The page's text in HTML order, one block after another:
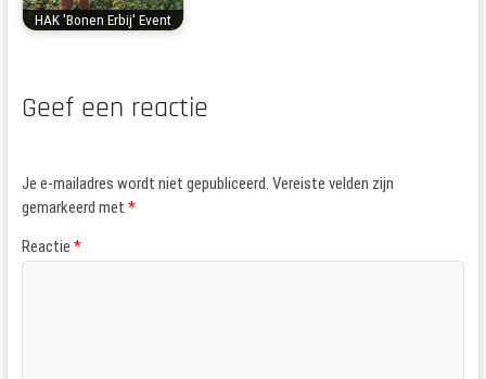
HAK 'Bonen Erbij' Event
Geef een reactie
Je e-mailadres wordt niet gepubliceerd. Vereiste velden zijn
gemarkeerd met *
Reactie *